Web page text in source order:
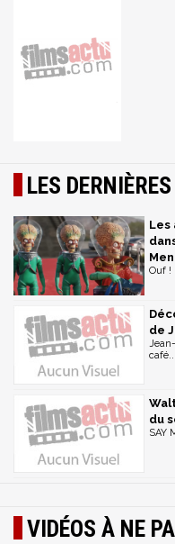
LES
Les
Ouf !
de
café...
du
SAY
VIDÉOS À NE